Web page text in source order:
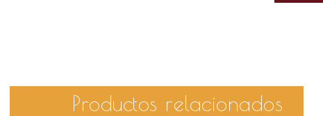
Productos relacionados